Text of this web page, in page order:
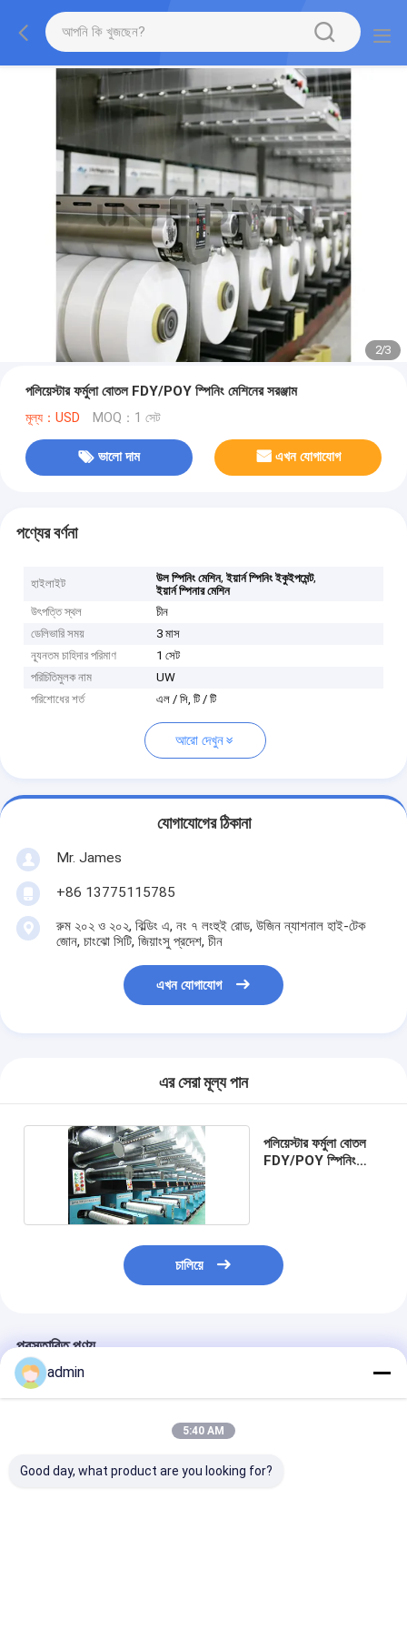
2/3
পলিয়েস্টার ফর্মুলা বোতল FDY/POY স্পিনিং মেশিনের সরঞ্জাম
মূল্য：USD MOQ：1 সেট
ভালো দাম এখন যোগাযোগ
পণ্যের বর্ণনা
হাইলাইট উল স্পিনিং মেশিন,ইয়ার্ন স্পিনিং ইকুইপমেন্ট,
ইয়ার্ন স্পিনার মেশিন
উৎপত্তি স্থল
চীন
ডেলিভারি সময়
3 মাস
ন্যূনতম চাহিদার পরিমাণ
1 সেট
পরিচিতিমুলক নাম
UW
পরিশোধের শর্ত
এল / সি, টি / টি
আরো দেখুন
যোগাযোগের ঠিকানা
Mr. James
+86 13775115785
রুম ২০২ ও ২০২, বিল্ডিং এ, নং ৭ লংহুই রোড, উজিন ন্যাশনাল হাই-টেক
জোন, চাংঝো সিটি, জিয়াংসু প্রদেশ, চীন
এখন যোগাযোগ
এর সেরা মূল্য পান
পলিয়েস্টার ফর্মুলা বোতল
FDY/POY স্পিনিং
চালিয়ে
প্রস্তাবিত পণ্য
admin
5:40 AM
Good day, what product are you looking for?